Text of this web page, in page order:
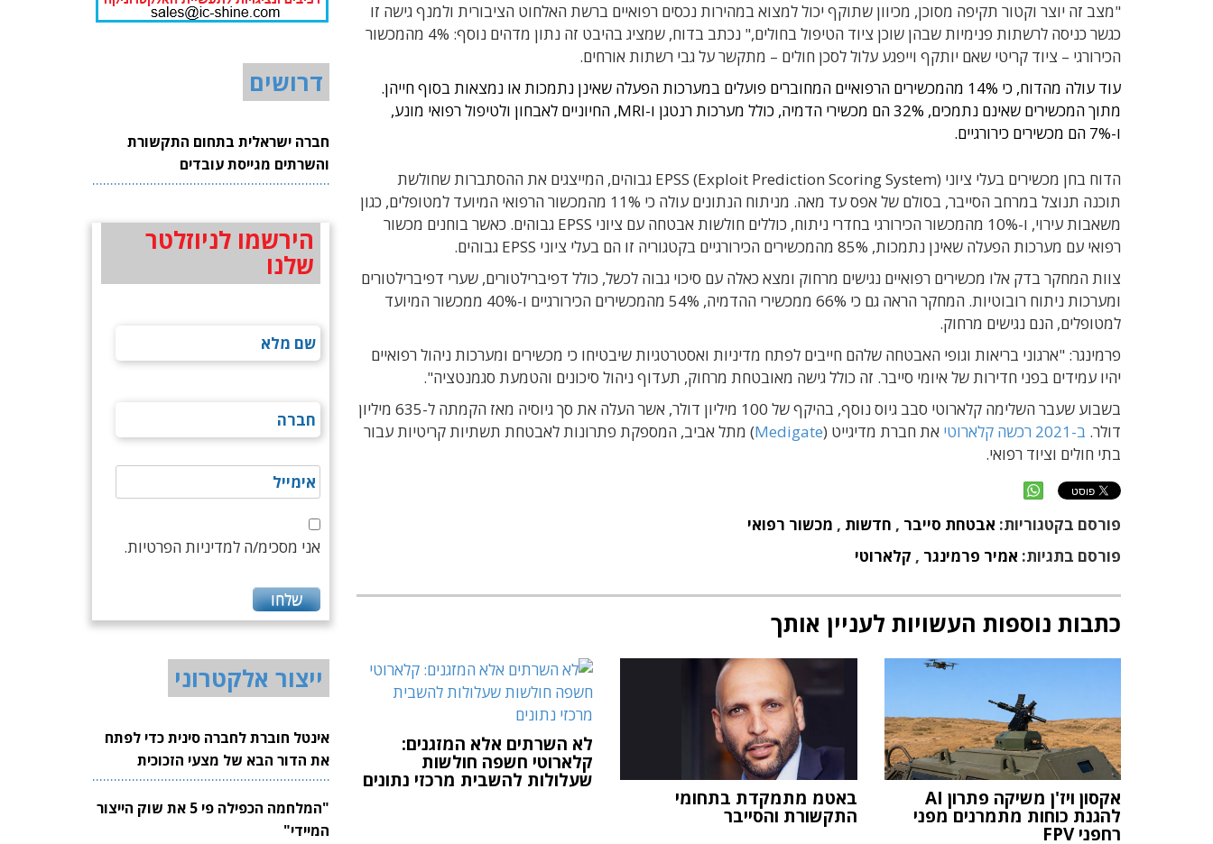
"מצב זה יוצר וקטור תקיפה מסוכן, מכיוון שתוקף יכול למצוא במהירות נכסים רפואיים ברשת האלחוט הציבורית ולמנף גישה זו
כגשר כניסה לרשתות פנימיות שבהן שוכן ציוד הטיפול בחולים," נכתב בדוח, שמציג בהיבט זה נתון מדהים נוסף: 4% מהמכשור
הכירורגי – ציוד קריטי שאם יותקף וייפגע עלול לסכן חולים – מתקשר על גבי רשתות אורחים.
עוד עולה מהדוח, כי 14% מהמכשירים הרפואיים המחוברים פועלים במערכות הפעלה שאינן נתמכות או נמצאות בסוף חייהן.
מתוך המכשירים שאינם נתמכים, 32% הם מכשירי הדמיה, כולל מערכות רנטגן ו-MRI, החיוניים לאבחון ולטיפול רפואי מונע,
ו-7% הם מכשירים כירורגיים.
הדוח בחן מכשירים בעלי ציוני EPSS (Exploit Prediction Scoring System) גבוהים, המייצגים את ההסתברות שחולשת
תוכנה תנוצל במרחב הסייבר, בסולם של אפס עד מאה. מניתוח הנתונים עולה כי 11% מהמכשור הרפואי המיועד למטופלים, כגון
משאבות עירוי, ו-10% מהמכשור הכירורגי בחדרי ניתוח, כוללים חולשות אבטחה עם ציוני EPSS גבוהים. כאשר בוחנים מכשור
רפואי עם מערכות הפעלה שאינן נתמכות, 85% מהמכשירים הכירורגיים בקטגוריה זו הם בעלי ציוני EPSS גבוהים.
צוות המחקר בדק אלו מכשירים רפואיים נגישים מרחוק ומצא כאלה עם סיכוי גבוה לכשל, כולל דפיברילטורים, שערי דפיברילטורים
ומערכות ניתוח רובוטיות. המחקר הראה גם כי 66% ממכשירי ההדמיה, 54% מהמכשירים הכירורגיים ו-40% ממכשור המיועד
למטופלים, הנם נגישים מרחוק.
פרמינגר: "ארגוני בריאות וגופי האבטחה שלהם חייבים לפתח מדיניות ואסטרטגיות שיבטיחו כי מכשירים ומערכות ניהול רפואיים
יהיו עמידים בפני חדירות של איומי סייבר. זה כולל גישה מאובטחת מרחוק, תעדוף ניהול סיכונים והטמעת סגמנטציה".
בשבוע שעבר השלימה קלארוטי סבב גיוס נוסף, בהיקף של 100 מיליון דולר, אשר העלה את סך גיוסיה מאז הקמתה ל-635 מיליון
דולר. ב-2021 רכשה קלארוטי את חברת מדיגייט (Medigate) מתל אביב, המספקת פתרונות לאבטחת תשתיות קריטיות עבור
בתי חולים וציוד רפואי.
פורסם בקטגוריות: אבטחת סייבר , חדשות , מכשור רפואי
פורסם בתגיות: אמיר פרמינגר , קלארוטי
כתבות נוספות העשויות לעניין אותך
אקסון ויז'ן משיקה פתרון AI
להגנת כוחות מתמרנים מפני
רחפני FPV
באטמ מתמקדת בתחומי
התקשורת והסייבר
לא השרתים אלא המזגנים:
קלארוטי חשפה חולשות
שעלולות להשבית מרכזי נתונים
דרושים
חברה ישראלית בתחום התקשורת
והשרתים מגייסת עובדים
הירשמו לניוזלטר
שלנו
אני מסכימ/ה למדיניות הפרטיות.
ייצור אלקטרוני
אינטל חוברת לחברה סינית כדי לפתח
את הדור הבא של מצעי הזכוכית
לשבבים
"המלחמה הכפילה פי 5 את שוק הייצור
המיידי"